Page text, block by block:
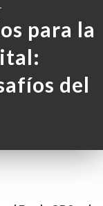
para la
del